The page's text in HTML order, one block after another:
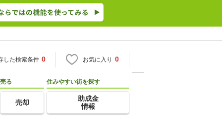
した検索条件 0 お気に入り 0
売る
売却
住みやすい街を探す
助成金
情報